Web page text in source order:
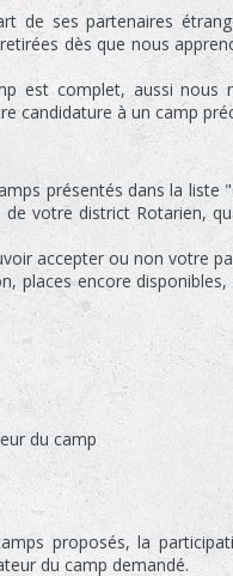
de ses partenaires
dès que nous
est complet, aussi nous
candidature à un camp
présentés dans la liste
votre district Rotarien,
accepter ou non votre
places encore
du camp
proposés, la
du camp demandé.